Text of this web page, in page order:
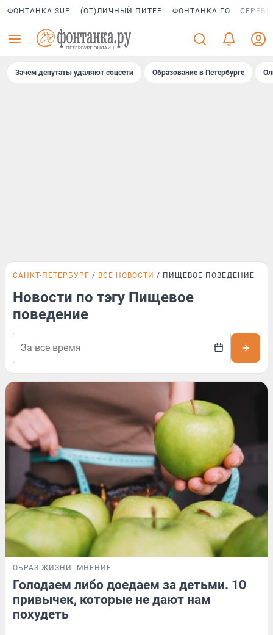
ФОНТАНКА SUP (ОТ)ЛИЧНЫЙ ПИТЕР ФОНТАНКА ГО
Зачем депутаты удаляют соцсети Образование в Петербурге
САНКТ-ПЕТЕРБУРГ ВСЕ НОВОСТИ ПИЩЕВОЕ ПОВЕДЕНИЕ
Новости по тэгу Пищевое
поведение
ОБРАЗ ЖИЗНИ МНЕНИЕ
Голодаем либо доедаем за детьми. 10
привычек, которые не дают нам
похудеть